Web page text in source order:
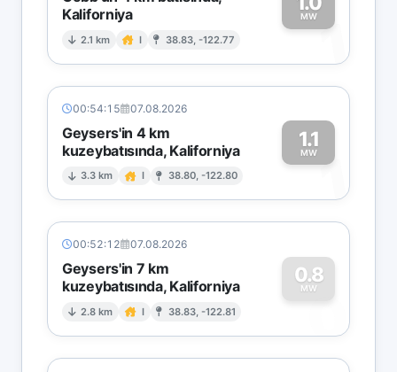
Kaliforniya
2.1 km I 38.83, -122.77
MW1
00:54:15 07.08.2026
Geysers'in 4 km
kuzeybatısında, Kaliforniya
3.3 km I 38.80, -122.80
1.1
MW1
00:52:12 07.08.2026
Geysers'in 7 km
kuzeybatısında, Kaliforniya
2.8 km I 38.83, -122.81
0.8
MW
0